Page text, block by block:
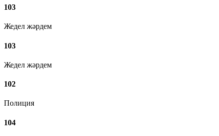
103
Жедел жәрдем
103
Жедел жәрдем
102
Полиция
104